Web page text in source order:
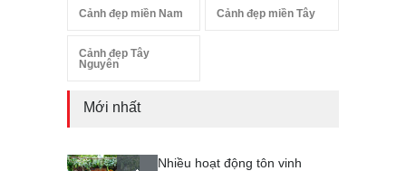
Cảnh đẹp miền Nam Cảnh đẹp miền Tây
Cảnh đẹp Tây
Nguyên
Mới nhất
Nhiều hoạt động tôn vinh